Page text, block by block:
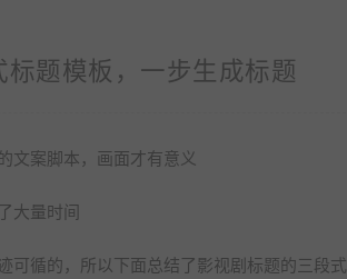
题模板，一步生成标题
文案脚本，画面才有意义
大量时间
可循的，所以下面总结了影视剧标题的三段式